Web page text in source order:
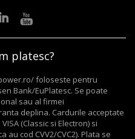
platesc?
foloseste pentru
Bank/EuPlatesc. Se poate
sau al firmei
deplina. Cardurile acceptate
(Classic si Electron) si
au cod CVV2/CVC2). Plata se